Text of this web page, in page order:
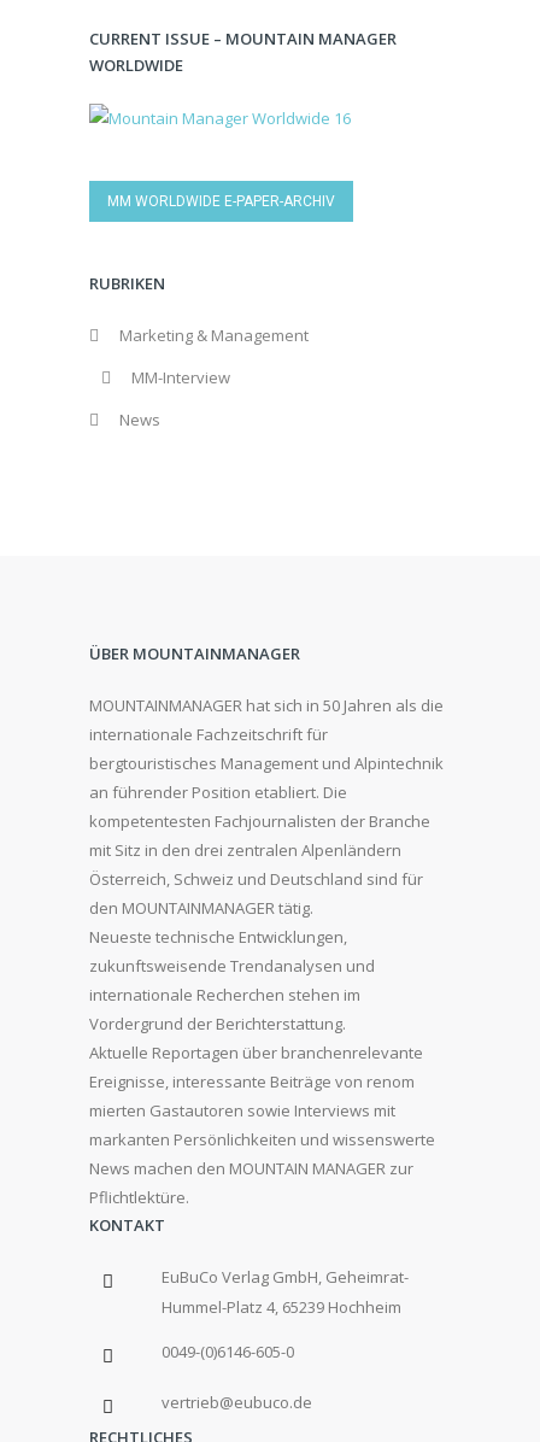
CURRENT ISSUE – MOUNTAIN MANAGER
WORLDWIDE
MM WORLDWIDE E-PAPER-ARCHIV
RUBRIKEN
Marketing & Management
MM-Interview
News
ÜBER MOUNTAINMANAGER
MOUNTAINMANAGER hat sich in 50 Jahren als die
internationale Fachzeitschrift für
bergtouristisches Management und Alpintechnik
an führender Position etabliert. Die
kompetentesten Fachjournalisten der Branche
mit Sitz in den drei zentralen Alpenländern
Österreich, Schweiz und Deutschland sind für
den MOUNTAINMANAGER tätig.
Neueste technische Entwicklungen,
zukunftsweisende Trendanalysen und
internationale Recherchen stehen im
Vordergrund der Berichterstattung.
Aktuelle Reportagen über branchenrelevante
Ereignisse, interessante Beiträge von renom
mierten Gastautoren sowie Interviews mit
markanten Persönlichkeiten und wissenswerte
News machen den MOUNTAIN MANAGER zur
Pflichtlektüre.
KONTAKT
EuBuCo Verlag GmbH, Geheimrat-
Hummel-Platz 4, 65239 Hochheim
0049-(0)6146-605-0
vertrieb@eubuco.de
RECHTLICHES